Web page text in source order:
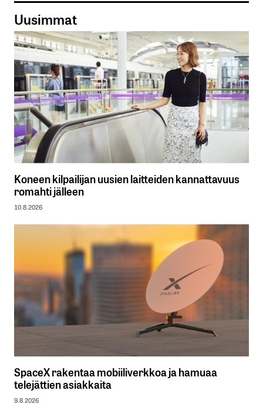
Uusimmat
Koneen kilpailijan uusien laitteiden kannattavuus
romahti jälleen
10.8.2026
SpaceX rakentaa mobiiliverkkoa ja hamuaa
telejättien asiakkaita
9.8.2026